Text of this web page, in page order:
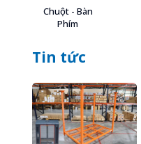
Chuột - Bàn
Phím
Tin tức